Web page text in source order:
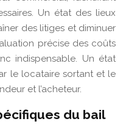
Un état des lieux
des litiges et diminuer
précise des coûts
indispensable. Un état
le locataire sortant et le
et l’acheteur.
du bail